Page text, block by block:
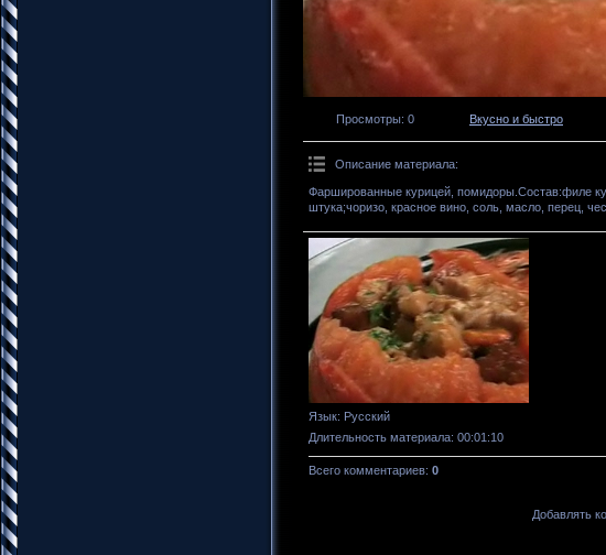
Просмотры: 0 Вкусно и быстро
Описание материала:
Фаршированные курицей, помидоры.Состав:филе
штука;чоризо, красное вино, соль, масло, перец,
Язык: Русский
Длительность материала: 00:01:10
Всего комментариев: 0
Добавлять